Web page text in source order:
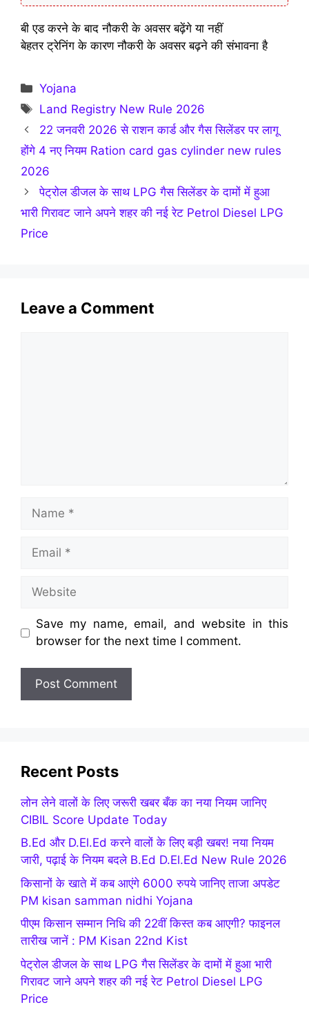
बी एड करने के बाद नौकरी के अवसर बढ़ेंगे या नहीं
बेहतर ट्रेनिंग के कारण नौकरी के अवसर बढ़ने की संभावना है
Categories
Yojana
Tags
Land Registry New Rule 2026
22 जनवरी 2026 से राशन कार्ड और गैस सिलेंडर पर लागू
होंगे 4 नए नियम Ration card gas cylinder new rules
2026
पेट्रोल डीजल के साथ LPG गैस सिलेंडर के दामों में हुआ
भारी गिरावट जाने अपने शहर की नई रेट Petrol Diesel LPG
Price
Leave a Comment
Name
Email
Website
Save my name, email, and website in this
browser for the next time I comment.
Recent Posts
लोन लेने वालों के लिए जरूरी खबर बँक का नया नियम जानिए
CIBIL Score Update Today
B.Ed और D.El.Ed करने वालों के लिए बड़ी खबर! नया नियम
जारी, पढ़ाई के नियम बदले B.Ed D.El.Ed New Rule 2026
किसानों के खाते में कब आएंगे 6000 रुपये जानिए ताजा अपडेट
PM kisan samman nidhi Yojana
पीएम किसान सम्मान निधि की 22वीं किस्त कब आएगी? फाइनल
तारीख जानें : PM Kisan 22nd Kist
पेट्रोल डीजल के साथ LPG गैस सिलेंडर के दामों में हुआ भारी
गिरावट जाने अपने शहर की नई रेट Petrol Diesel LPG
Price